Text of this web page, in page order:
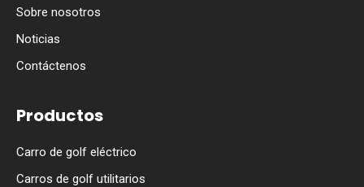
Sobre nosotros
Noticias
Contáctenos
Productos
Carro de golf eléctrico
Carros de golf utilitarios